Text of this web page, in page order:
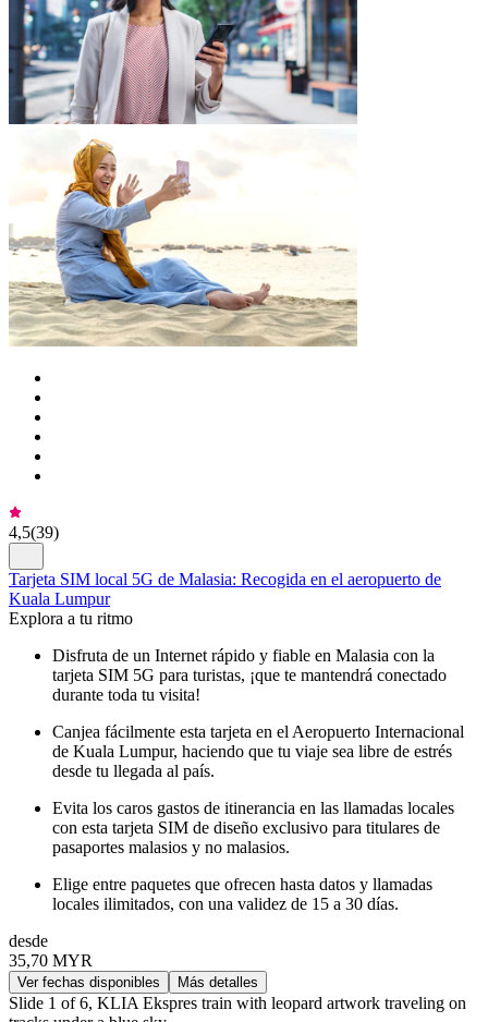
4,5(39)
Tarjeta SIM local 5G de Malasia: Recogida en el aeropuerto de
Kuala Lumpur
Explora a tu ritmo
Disfruta de un Internet rápido y fiable en Malasia con la
tarjeta SIM 5G para turistas, ¡que te mantendrá conectado
durante toda tu visita!
Canjea fácilmente esta tarjeta en el Aeropuerto Internacional
de Kuala Lumpur, haciendo que tu viaje sea libre de estrés
desde tu llegada al país.
Evita los caros gastos de itinerancia en las llamadas locales
con esta tarjeta SIM de diseño exclusivo para titulares de
pasaportes malasios y no malasios.
Elige entre paquetes que ofrecen hasta datos y llamadas
locales ilimitados, con una validez de 15 a 30 días.
desde
35,70 MYR
Ver fechas disponibles Más detalles
Slide 1 of 6, KLIA Ekspres train with leopard artwork traveling on